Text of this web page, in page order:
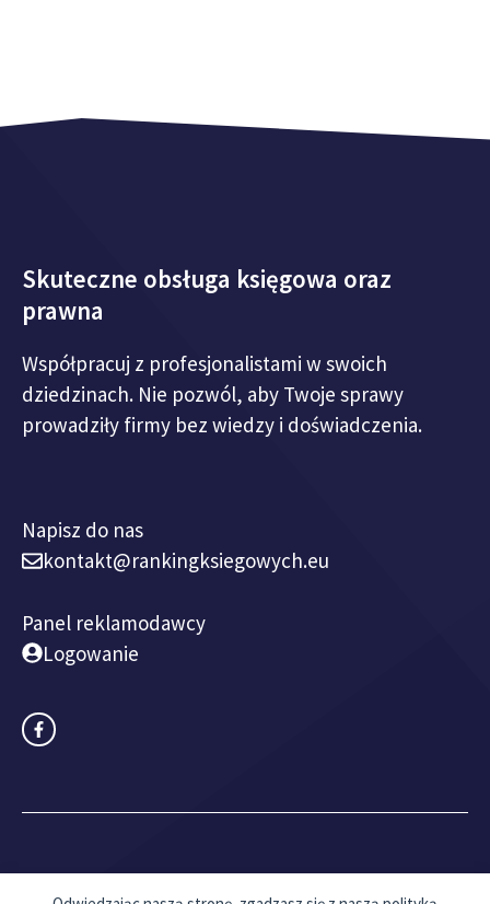
Skuteczne obsługa księgowa oraz
prawna
Współpracuj z profesjonalistami w swoich
dziedzinach. Nie pozwól, aby Twoje sprawy
prowadziły firmy bez wiedzy i doświadczenia.
Napisz do nas
kontakt@rankingksiegowych.eu
Panel reklamodawcy
Logowanie
© 2018 - 2026 rankingksiegowych.eu I Mapa witryny